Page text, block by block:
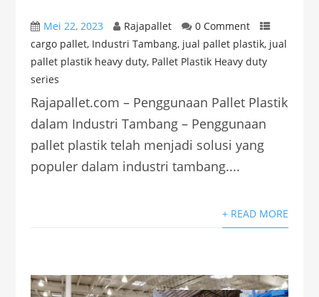
Mei 22, 2023 Rajapallet
0 Comment
cargo pallet, Industri Tambang, jual pallet plastik, jual
pallet plastik heavy duty, Pallet Plastik Heavy duty
series
Rajapallet.com – Penggunaan Pallet Plastik
dalam Industri Tambang – Penggunaan
pallet plastik telah menjadi solusi yang
populer dalam industri tambang....
+ READ MORE